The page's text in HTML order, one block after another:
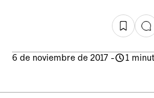
6 de noviembre de 2017 - 1